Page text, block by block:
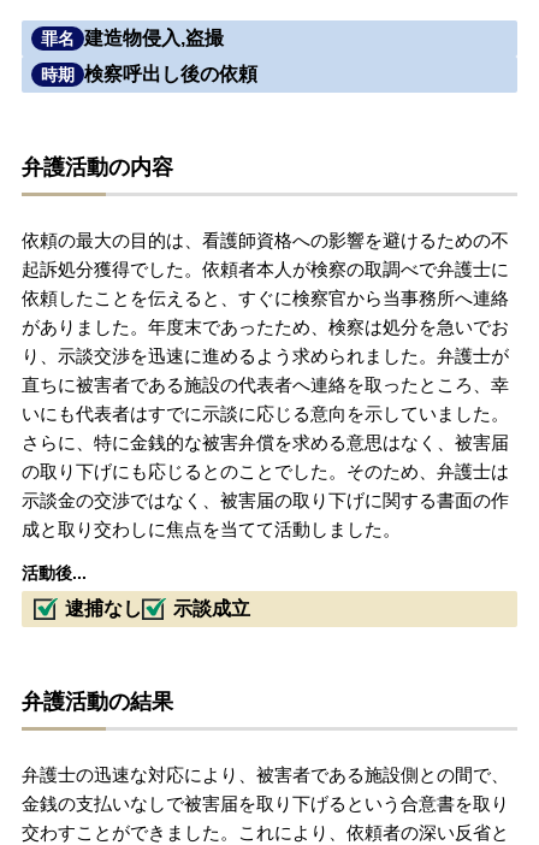
罪名 建造物侵入,盗撮
時期 検察呼出し後の依頼
弁護活動の内容
依頼の最大の目的は、看護師資格への影響を避けるための不
起訴処分獲得でした。依頼者本人が検察の取調べで弁護士に
依頼したことを伝えると、すぐに検察官から当事務所へ連絡
がありました。年度末であったため、検察は処分を急いでお
り、示談交渉を迅速に進めるよう求められました。弁護士が
直ちに被害者である施設の代表者へ連絡を取ったところ、幸
いにも代表者はすでに示談に応じる意向を示していました。
さらに、特に金銭的な被害弁償を求める意思はなく、被害届
の取り下げにも応じるとのことでした。そのため、弁護士は
示談金の交渉ではなく、被害届の取り下げに関する書面の作
成と取り交わしに焦点を当てて活動しました。
活動後...
逮捕なし 示談成立
弁護活動の結果
弁護士の迅速な対応により、被害者である施設側との間で、
金銭の支払いなしで被害届を取り下げるという合意書を取り
交わすことができました。これにより、依頼者の深い反省と